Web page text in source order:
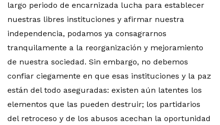
largo periodo de encarnizada lucha para establecer
nuestras libres instituciones y afirmar nuestra
independencia, podamos ya consagrarnos
tranquilamente a la reorganización y mejoramiento
de nuestra sociedad. Sin embargo, no debemos
confiar ciegamente en que esas instituciones y la paz
están del todo aseguradas: existen aún latentes los
elementos que las pueden destruir; los partidarios
del retroceso y de los abusos acechan la oportunidad